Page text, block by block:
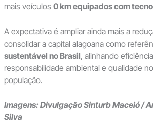
mais veículos 0 km equipados com
A expectativa é ampliar ainda mais a
consolidar a capital alagoana como
sustentável no Brasil, alinhando
responsabilidade ambiental e qualidade
população.
Imagens: Divulgação Sinturb Maceió /
Silva